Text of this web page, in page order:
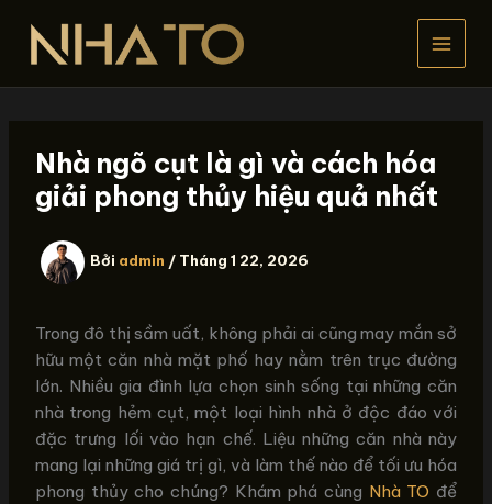
dung
Nhà ngõ cụt là gì và cách hóa
giải phong thủy hiệu quả nhất
Bởi admin / Tháng 1 22, 2026
Trong đô thị sầm uất, không phải ai cũng may mắn sở
hữu một căn nhà mặt phố hay nằm trên trục đường
lớn. Nhiều gia đình lựa chọn sinh sống tại những căn
nhà trong hẻm cụt, một loại hình nhà ở độc đáo với
đặc trưng lối vào hạn chế. Liệu những căn nhà này
mang lại những giá trị gì, và làm thế nào để tối ưu hóa
phong thủy cho chúng? Khám phá cùng Nhà TO để